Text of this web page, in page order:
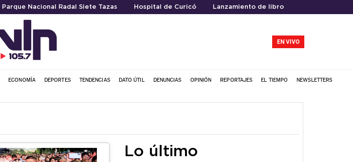
Parque Nacional Radal Siete Tazas Hospital de Curicó Lanzamiento de libro
EN VIVO
ECONOMÍA DEPORTES TENDENCIAS DATO ÚTIL DENUNCIAS OPINIÓN REPORTAJES EL TIEMPO NEWSLETTERS
Lo último